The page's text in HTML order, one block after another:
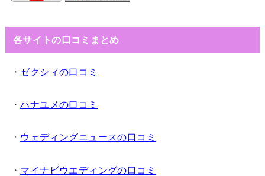
各サイトの口コミまとめ
・ ゼクシィの口コミ
・ハナユメの口コミ
・ ウェディングニュースの口コミ
・ マイナビウエディングの口コミ